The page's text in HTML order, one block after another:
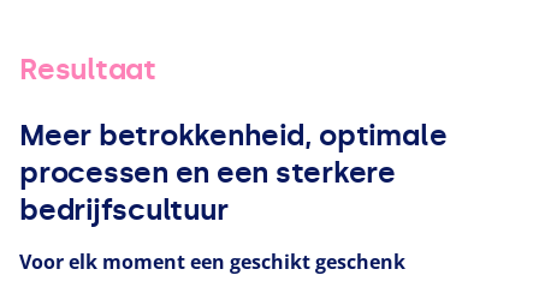
Resultaat
Meer betrokkenheid, optimale
processen en een sterkere
bedrijfscultuur
Voor elk moment een geschikt geschenk